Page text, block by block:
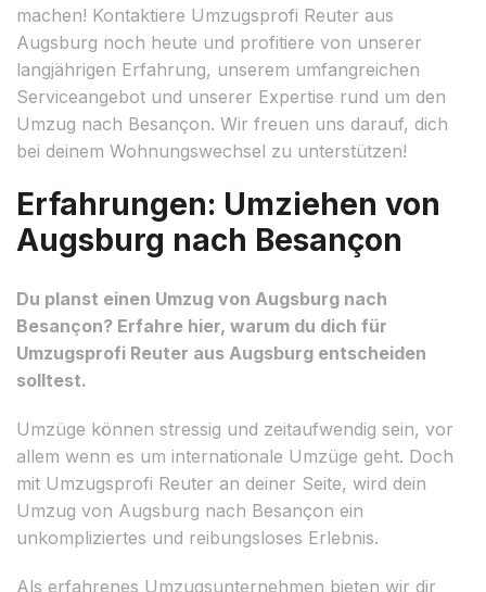
machen! Kontaktiere Umzugsprofi Reuter aus
Augsburg noch heute und profitiere von unserer
langjährigen Erfahrung, unserem umfangreichen
Serviceangebot und unserer Expertise rund um den
Umzug nach Besançon. Wir freuen uns darauf, dich
bei deinem Wohnungswechsel zu unterstützen!
Erfahrungen: Umziehen von
Augsburg nach Besançon
Du planst einen Umzug von Augsburg nach
Besançon? Erfahre hier, warum du dich für
Umzugsprofi Reuter aus Augsburg entscheiden
solltest.
Umzüge können stressig und zeitaufwendig sein, vor
allem wenn es um internationale Umzüge geht. Doch
mit Umzugsprofi Reuter an deiner Seite, wird dein
Umzug von Augsburg nach Besançon ein
unkompliziertes und reibungsloses Erlebnis.
Als erfahrenes Umzugsunternehmen bieten wir dir